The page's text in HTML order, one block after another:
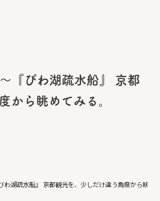
『びわ湖疏水船』 京都
から眺めてみる。
わ湖疏水船』 京都観光を、少しだけ違う角度から眺め